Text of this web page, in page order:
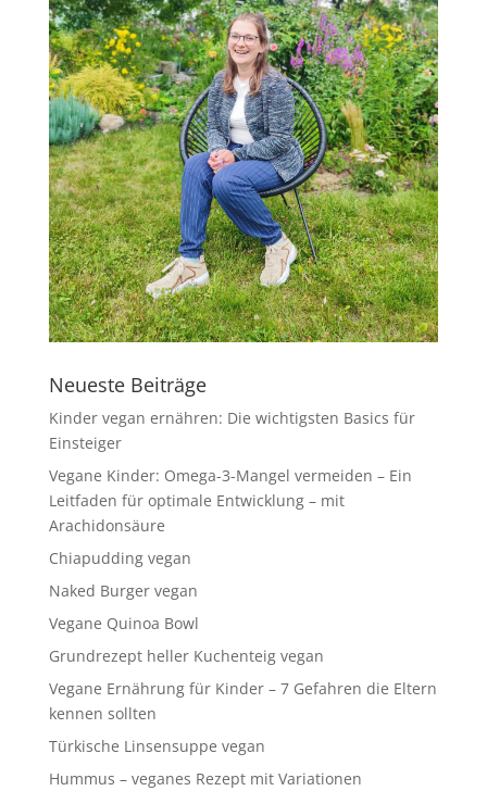
Neueste Beiträge
Kinder vegan ernähren: Die wichtigsten Basics für
Einsteiger
Vegane Kinder: Omega-3-Mangel vermeiden – Ein
Leitfaden für optimale Entwicklung – mit
Arachidonsäure
Chiapudding vegan
Naked Burger vegan
Vegane Quinoa Bowl
Grundrezept heller Kuchenteig vegan
Vegane Ernährung für Kinder – 7 Gefahren die Eltern
kennen sollten
Türkische Linsensuppe vegan
Hummus – veganes Rezept mit Variationen